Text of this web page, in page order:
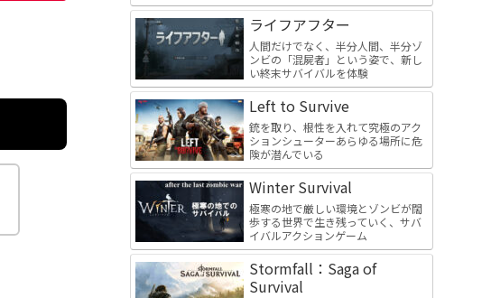
ライフアフター
人間だけでなく、半分人間、半分ゾ
ンビの「混屍者」という姿で、新し
い終末サバイバルを体験
Left to Survive
銃を取り、根性を入れて究極のアク
ションシューターあらゆる場所に危
険が潜んでいる
Winter Survival
極寒の地で厳しい環境とゾンビが闊
歩する世界で生き残っていく、サバ
イバルアクションゲーム
Stormfall：Saga of
Survival